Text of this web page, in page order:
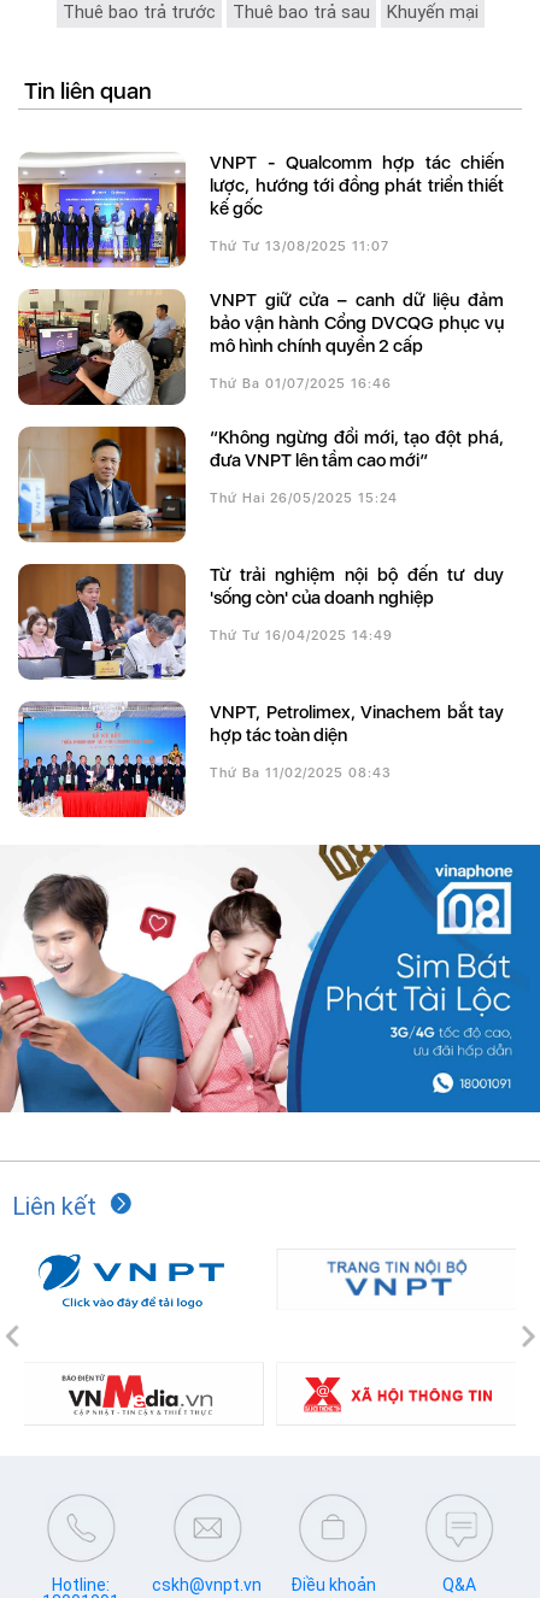
Thuê bao trả trước
Thuê bao trả sau Khuyến mại
Tin liên quan
VNPT - Qualcomm hợp tác chiến
lược, hướng tới đồng phát triển thiết
kế gốc
Thứ Tư 13/08/2025 11:07
VNPT giữ cửa – canh dữ liệu đảm
bảo vận hành Cổng DVCQG phục vụ
mô hình chính quyền 2 cấp
Thứ Ba 01/07/2025 16:46
“Không ngừng đổi mới, tạo đột phá,
đưa VNPT lên tầm cao mới”
Thứ Hai 26/05/2025 15:24
Từ trải nghiệm nội bộ đến tư duy
'sống còn' của doanh nghiệp
Thứ Tư 16/04/2025 14:49
VNPT, Petrolimex, Vinachem bắt tay
hợp tác toàn diện
Thứ Ba 11/02/2025 08:43
Liên kết
Previous
Hotline:
cskh@vnpt.vn Điều khoản Q&A